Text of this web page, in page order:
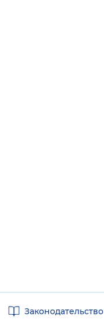
ссылкиЗаконодательство